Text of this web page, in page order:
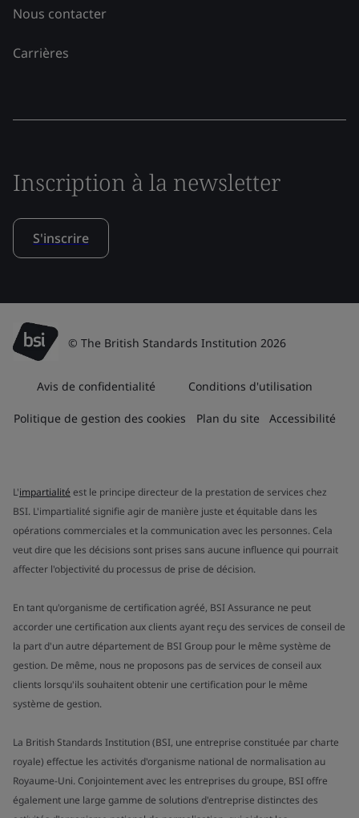
Nous contacter
Carrières
Inscription à la newsletter
S'inscrire
© The British Standards Institution 2026
Avis de confidentialité Conditions d'utilisation
Politique de gestion des cookies Plan du site Accessibilité
L'impartialité est le principe directeur de la prestation de services chez
BSI. L'impartialité signifie agir de manière juste et équitable dans les
opérations commerciales et la communication avec les personnes. Cela
veut dire que les décisions sont prises sans aucune influence qui pourrait
affecter l'objectivité du processus de prise de décision.
En tant qu'organisme de certification agréé, BSI Assurance ne peut
accorder une certification aux clients ayant reçu des services de conseil de
la part d'un autre département de BSI Group pour le même système de
gestion. De même, nous ne proposons pas de services de conseil aux
clients lorsqu'ils souhaitent obtenir une certification pour le même
système de gestion.
La British Standards Institution (BSI, une entreprise constituée par charte
royale) effectue les activités d'organisme national de normalisation au
Royaume-Uni. Conjointement avec les entreprises du groupe, BSI offre
également une large gamme de solutions d'entreprise distinctes des